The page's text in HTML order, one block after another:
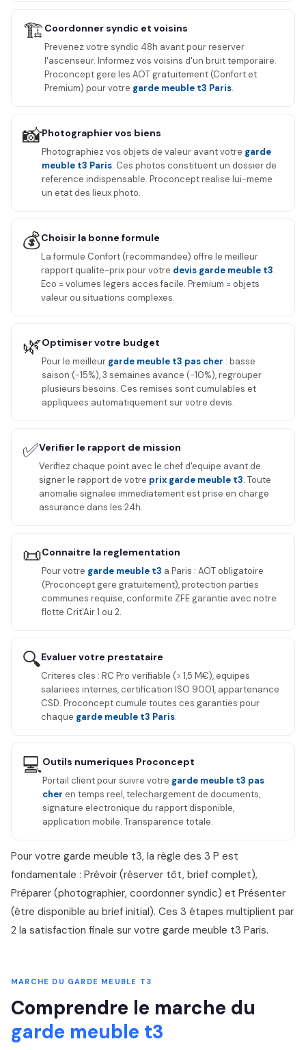
🏗️ Coordonner syndic et voisins
Prevenez votre syndic 48h avant pour reserver
l'ascenseur. Informez vos voisins d'un bruit temporaire.
Proconcept gere les AOT gratuitement (Confort et
Premium) pour votre garde meuble t3 Paris.
📸Photographier vos biens
Photographiez vos objets de valeur avant votre garde
meuble t3 Paris. Ces photos constituent un dossier de
reference indispensable. Proconcept realise lui-meme
un etat des lieux photo.
💰Choisir la bonne formule
La formule Confort (recommandee) offre le meilleur
rapport qualite-prix pour votre devis garde meuble t3.
Eco = volumes legers acces facile. Premium = objets
valeur ou situations complexes.
🌿Optimiser votre budget
Pour le meilleur garde meuble t3 pas cher : basse
saison (-15%), 3 semaines avance (-10%), regrouper
plusieurs besoins. Ces remises sont cumulables et
appliquees automatiquement sur votre devis.
✅Verifier le rapport de mission
Verifiez chaque point avec le chef d'equipe avant de
signer le rapport de votre prix garde meuble t3. Toute
anomalie signalee immediatement est prise en charge
assurance dans les 24h.
📜Connaitre la reglementation
Pour votre garde meuble t3 a Paris : AOT obligatoire
(Proconcept gere gratuitement), protection parties
communes requise, conformite ZFE garantie avec notre
flotte Crit'Air 1 ou 2.
🔍Evaluer votre prestataire
Criteres cles : RC Pro verifiable (> 1,5 M€), equipes
salariees internes, certification ISO 9001, appartenance
CSD. Proconcept cumule toutes ces garanties pour
chaque garde meuble t3 Paris.
💻Outils numeriques Proconcept
Portail client pour suivre votre garde meuble t3 pas
cher en temps reel, telechargement de documents,
signature electronique du rapport disponible,
application mobile. Transparence totale.
Pour votre garde meuble t3, la règle des 3 P est
fondamentale : Prévoir (réserver tôt, brief complet),
Préparer (photographier, coordonner syndic) et Présenter
(être disponible au brief initial). Ces 3 étapes multiplient par
2 la satisfaction finale sur votre garde meuble t3 Paris.
MARCHE DU GARDE MEUBLE T3
Comprendre le marche du
garde meuble t3